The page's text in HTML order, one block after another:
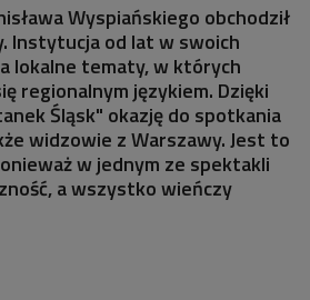
Wyspiańskiego obchodził
Instytucja od lat w swoich
lokalne tematy, w których
regionalnym językiem. Dzięki
Śląsk" okazję do spotkania
widzowie z Warszawy. Jest to
w jednym ze spektakli
a wszystko wieńczy